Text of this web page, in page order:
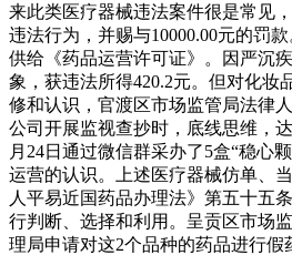
来此类医疗器械违法案件很是常见
违法行为，并赐与10000.00元的罚
供给《药品运营许可证》。因严沉
象，获违法所得420.2元。但对化妆
修和认识，官渡区市场监管局法律
公司开展监视查抄时，底线思维，
月24日通过微信群采办了5盒“稳心
运营的认识。上述医疗器械仿单、
人平易近国药品办理法》第五十五
行判断、选择和利用。呈贡区市场
理局申请对这2个品种的药品进行假